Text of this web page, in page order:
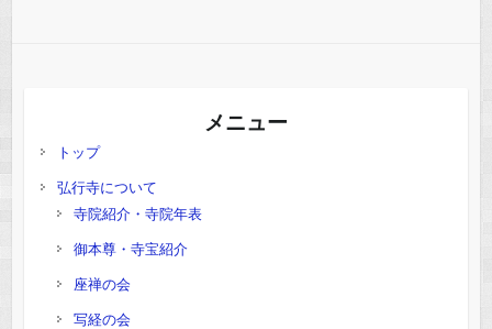
メニュー
トップ
弘行寺について
寺院紹介・寺院年表
御本尊・寺宝紹介
座禅の会
写経の会